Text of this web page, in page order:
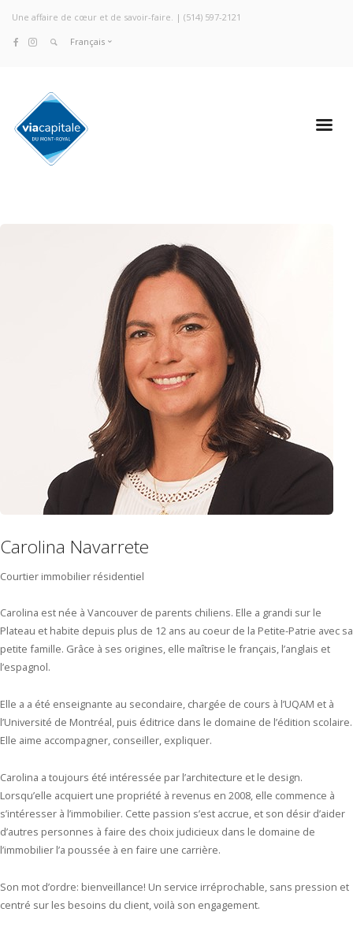
Une affaire de cœur et de savoir-faire. | (514) 597-2121
Français
Carolina Navarrete
Courtier immobilier résidentiel
Carolina est née à Vancouver de parents chiliens. Elle a grandi sur le
Plateau et habite depuis plus de 12 ans au coeur de la Petite-Patrie avec sa
petite famille. Grâce à ses origines, elle maîtrise le français, l’anglais et
l’espagnol.
Elle a a été enseignante au secondaire, chargée de cours à l’UQAM et à
l’Université de Montréal, puis éditrice dans le domaine de l’édition scolaire.
Elle aime accompagner, conseiller, expliquer.
Carolina a toujours été intéressée par l’architecture et le design.
Lorsqu’elle acquiert une propriété à revenus en 2008, elle commence à
s’intéresser à l’immobilier. Cette passion s’est accrue, et son désir d’aider
d’autres personnes à faire des choix judicieux dans le domaine de
l’immobilier l’a poussée à en faire une carrière.
Son mot d’ordre: bienveillance! Un service irréprochable, sans pression et
centré sur les besoins du client, voilà son engagement.